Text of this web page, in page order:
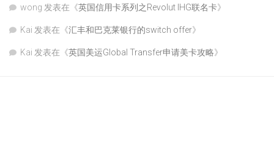
wong 发表在《英国信用卡系列之Revolut IHG联名卡》
Kai 发表在《汇丰和巴克莱银行的switch offer》
Kai 发表在《英国美运Global Transfer申请美卡攻略》